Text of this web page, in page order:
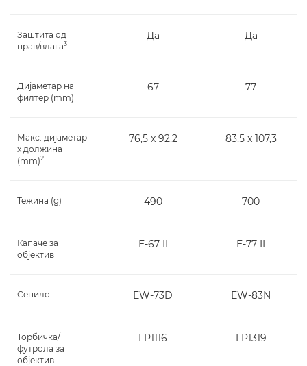
Заштита од
прав/влага3
Да Да
Дијаметар на
филтер (mm)
67 77
Макс. дијаметар
x должина
(mm)2
76,5 x 92,2 83,5 x 107,3
Тежина (g) 490 700
Капаче за
објектив
E-67 II E-77 II
Сенило EW-73D EW-83N
Торбичка/
футрола за
објектив
LP1116 LP1319